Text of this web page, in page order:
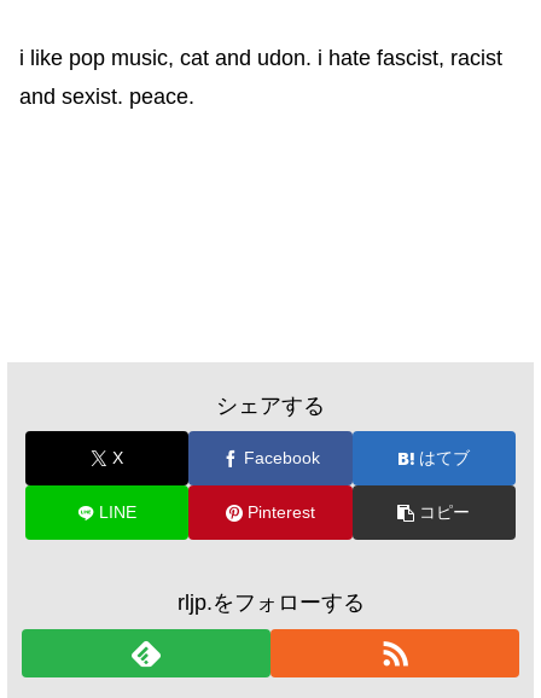
i like pop music, cat and udon. i hate fascist, racist
and sexist. peace.
シェアする
X Facebook はてブ
LINE Pinterest コピー
rljp.をフォローする